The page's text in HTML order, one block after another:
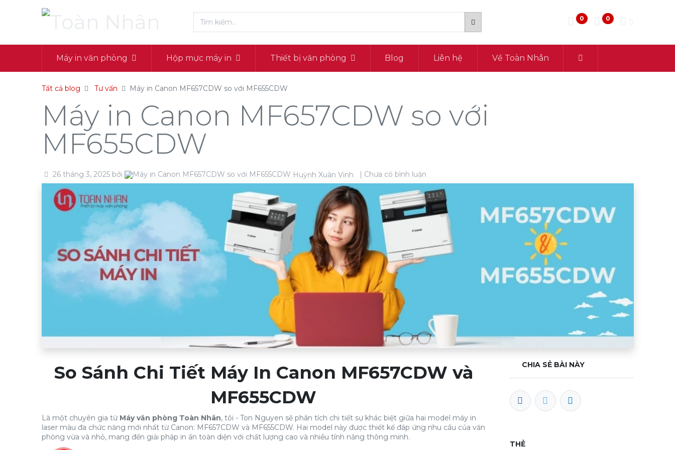
0 0
Máy in văn phòng Hộp mực máy in Thiết bị văn phòng Blog Liên hệ Về Toàn Nhân
Tất cả blog Tư vấn Máy in Canon MF657CDW so với MF655CDW
Máy in Canon MF657CDW so với
MF655CDW
26 tháng 3, 2025 bởi Huỳnh Xuân Vinh | Chưa có bình luận
So Sánh Chi Tiết Máy In Canon MF657CDW và
MF655CDW
Là một chuyên gia từ Máy văn phòng Toàn Nhân, tôi - Ton Nguyen sẽ phân tích chi tiết sự khác biệt giữa hai model máy in
laser màu đa chức năng mới nhất từ Canon: MF657CDW và MF655CDW. Hai model này được thiết kế đáp ứng nhu cầu của văn
phòng vừa và nhỏ, mang đến giải pháp in ấn toàn diện với chất lượng cao và nhiều tính năng thông minh.
CHIA SẺ BÀI NÀY
THẺ